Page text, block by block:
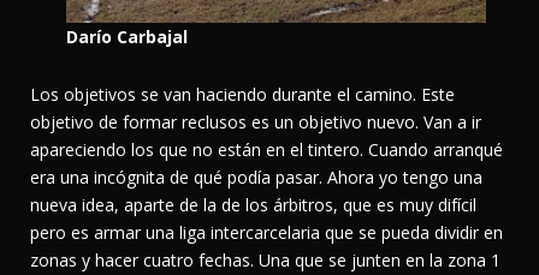
Darío Carbajal
Los objetivos se van haciendo durante el camino. Este
objetivo de formar reclusos es un objetivo nuevo. Van a ir
apareciendo los que no están en el tintero. Cuando arranqué
era una incógnita de qué podía pasar. Ahora yo tengo una
nueva idea, aparte de la de los árbitros, que es muy difícil
pero es armar una liga intercarcelaria que se pueda dividir en
zonas y hacer cuatro fechas. Una que se junten en la zona 1